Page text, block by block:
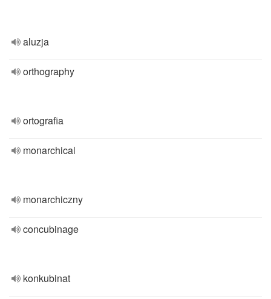
aluzja
orthography
ortografia
monarchical
monarchiczny
concubinage
konkubinat